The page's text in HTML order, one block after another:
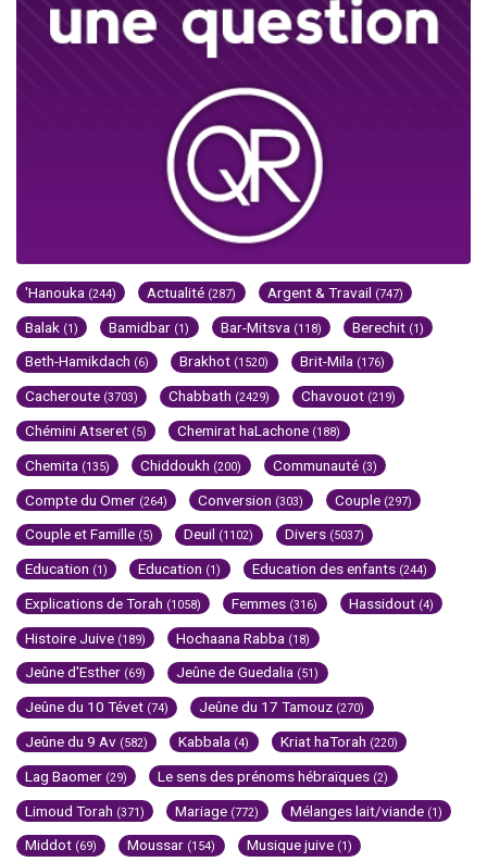
'Hanouka (244) Actualité (287) Argent & Travail (747)
Balak (1) Bamidbar (1) Bar-Mitsva (118) Berechit (1)
Beth-Hamikdach (6) Brakhot (1520) Brit-Mila (176)
Cacheroute (3703) Chabbath (2429) Chavouot (219)
Chémini Atseret (5) Chemirat haLachone (188)
Chemita (135) Chiddoukh (200) Communauté (3)
Compte du Omer (264) Conversion (303) Couple (297)
Couple et Famille (5) Deuil (1102) Divers (5037)
Education (1) Education (1) Education des enfants (244)
Explications de Torah (1058) Femmes (316) Hassidout (4)
Histoire Juive (189) Hochaana Rabba (18)
Jeûne d'Esther (69) Jeûne de Guedalia (51)
Jeûne du 10 Tévet (74) Jeûne du 17 Tamouz (270)
Jeûne du 9 Av (582) Kabbala (4) Kriat haTorah (220)
Lag Baomer (29) Le sens des prénoms hébraïques (2)
Limoud Torah (371) Mariage (772) Mélanges lait/viande (1)
Middot (69) Moussar (154) Musique juive (1)